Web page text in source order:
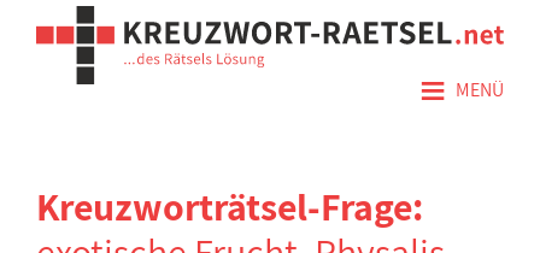
≡ MENÜ
Kreuzworträtsel-Frage: